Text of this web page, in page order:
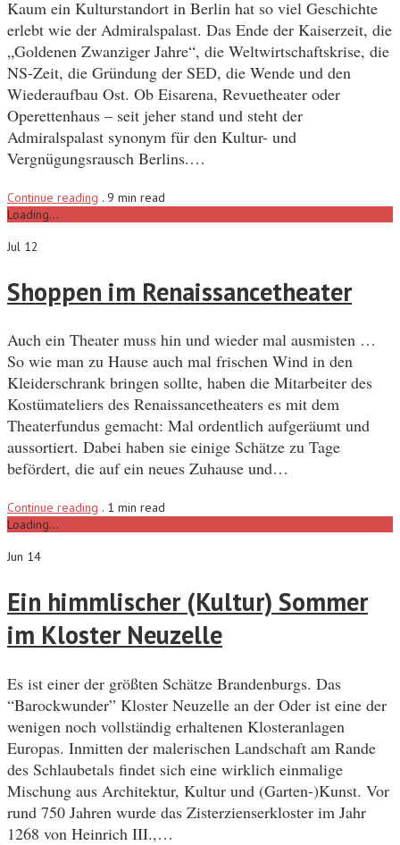
Kaum ein Kulturstandort in Berlin hat so viel Geschichte
erlebt wie der Admiralspalast. Das Ende der Kaiserzeit, die
„Goldenen Zwanziger Jahre“, die Weltwirtschaftskrise, die
NS-Zeit, die Gründung der SED, die Wende und den
Wiederaufbau Ost. Ob Eisarena, Revuetheater oder
Operettenhaus – seit jeher stand und steht der
Admiralspalast synonym für den Kultur- und
Vergnügungsrausch Berlins.…
Continue reading . 9 min read
Loading...
Jul 12
Shoppen im Renaissancetheater
Auch ein Theater muss hin und wieder mal ausmisten …
So wie man zu Hause auch mal frischen Wind in den
Kleiderschrank bringen sollte, haben die Mitarbeiter des
Kostümateliers des Renaissancetheaters es mit dem
Theaterfundus gemacht: Mal ordentlich aufgeräumt und
aussortiert. Dabei haben sie einige Schätze zu Tage
befördert, die auf ein neues Zuhause und…
Continue reading . 1 min read
Loading...
Jun 14
Ein himmlischer (Kultur) Sommer
im Kloster Neuzelle
Es ist einer der größten Schätze Brandenburgs. Das
“Barockwunder” Kloster Neuzelle an der Oder ist eine der
wenigen noch vollständig erhaltenen Klosteranlagen
Europas. Inmitten der malerischen Landschaft am Rande
des Schlaubetals findet sich eine wirklich einmalige
Mischung aus Architektur, Kultur und (Garten-)Kunst. Vor
rund 750 Jahren wurde das Zisterzienserkloster im Jahr
1268 von Heinrich III.,…